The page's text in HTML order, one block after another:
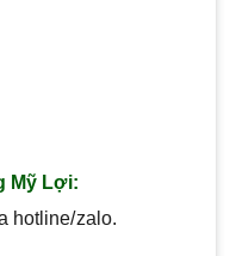
Mỹ Lợi:
hotline/zalo.